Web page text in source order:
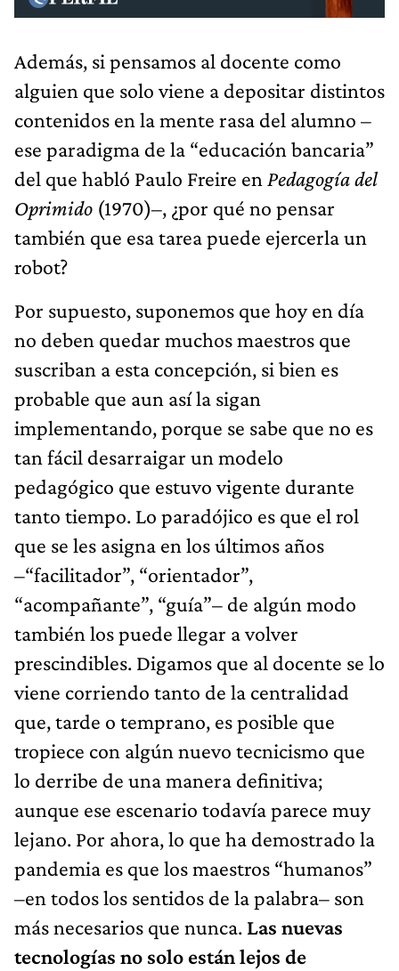
Además, si pensamos al docente como
alguien que solo viene a depositar distintos
contenidos en la mente rasa del alumno –
ese paradigma de la “educación bancaria”
del que habló Paulo Freire en Pedagogía del
Oprimido (1970)–, ¿por qué no pensar
también que esa tarea puede ejercerla un
robot?
Por supuesto, suponemos que hoy en día
no deben quedar muchos maestros que
suscriban a esta concepción, si bien es
probable que aun así la sigan
implementando, porque se sabe que no es
tan fácil desarraigar un modelo
pedagógico que estuvo vigente durante
tanto tiempo. Lo paradójico es que el rol
que se les asigna en los últimos años
–“facilitador”, “orientador”,
“acompañante”, “guía”– de algún modo
también los puede llegar a volver
prescindibles. Digamos que al docente se lo
viene corriendo tanto de la centralidad
que, tarde o temprano, es posible que
tropiece con algún nuevo tecnicismo que
lo derribe de una manera definitiva;
aunque ese escenario todavía parece muy
lejano. Por ahora, lo que ha demostrado la
pandemia es que los maestros “humanos”
–en todos los sentidos de la palabra– son
más necesarios que nunca. Las nuevas
tecnologías no solo están lejos de